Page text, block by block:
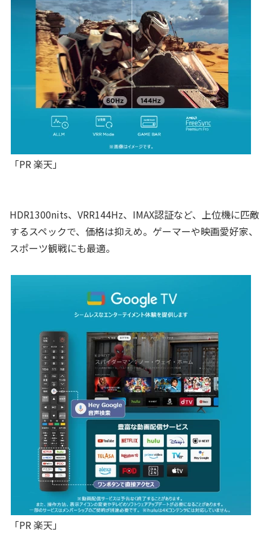
「PR 楽天」
HDR1300nits、VRR144Hz、IMAX認証など、上位機に匹敵
するスペックで、価格は抑えめ。ゲーマーや映画愛好家、
スポーツ観戦にも最適。
「PR 楽天」